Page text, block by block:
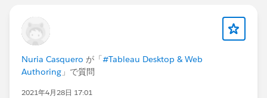
Nuria Casquero が「#Tableau Desktop & Web
Authoring 」で質問
2021年4月28日 17:01